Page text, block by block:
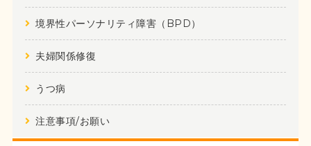
境界性パーソナリティ障害（BPD）
夫婦関係修復
うつ病
注意事項/お願い